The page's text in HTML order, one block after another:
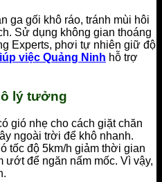
ga gối khô ráo, tránh mùi hôi
Sử dụng không gian thoáng
Experts, phơi tự nhiên giữ độ
việc Quảng Ninh hỗ trợ
lý tưởng
gió nhẹ cho cách giặt chăn
ngoài trời để khô nhanh.
tốc độ 5km/h giảm thời gian
ướt để ngăn nấm mốc. Vì vậy,